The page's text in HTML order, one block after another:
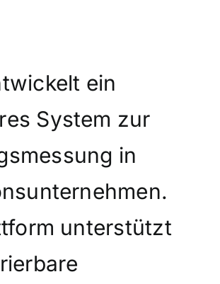
ein
System zur
in
unterstützt